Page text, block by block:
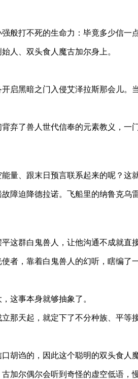
般打不死的生命力：毕竟多少信一
人、双头食人魔古加尔身上。
启黑暗之门入侵艾泽拉斯那会儿。
弃了兽人世代信奉的元素教义，
量、跟末日预言联系起来的呢？这
障迫降德拉诺。飞船里的纳鲁克
这群白鬼兽人，让他沟通不成就直接
者，靠着白鬼兽人的幻听，瞎编了
这事本身就够抽象了。
那天起，就定下了不分种族、平等
胡诌的，因此这个聪明的双头食人
加尔偶尔会听到奇怪的虚空低语